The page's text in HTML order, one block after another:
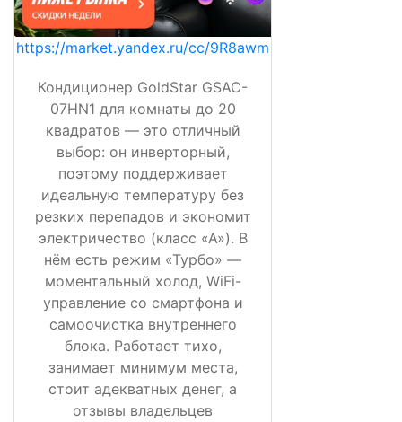
https://market.yandex.ru/cc/9R8awm
Кондиционер GoldStar GSAC-
07HN1 для комнаты до 20
квадратов — это отличный
выбор: он инверторный,
поэтому поддерживает
идеальную температуру без
резких перепадов и экономит
электричество (класс «А»). В
нём есть режим «Турбо» —
моментальный холод, WiFi-
управление со смартфона и
самоочистка внутреннего
блока. Работает тихо,
занимает минимум места,
стоит адекватных денег, а
отзывы владельцев